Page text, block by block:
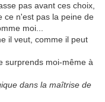
pas avant ces choix,
ce n'est pas la peine de
moi...
il veut, comme il peut
surprends moi-même à
dans la maîtrise de